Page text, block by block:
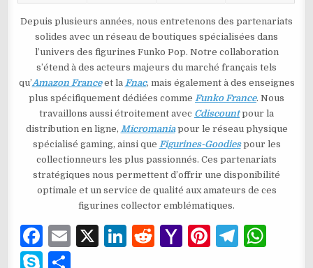
Depuis plusieurs années, nous entretenons des partenariats
solides avec un réseau de boutiques spécialisées dans
l’univers des figurines Funko Pop. Notre collaboration
s’étend à des acteurs majeurs du marché français tels
qu’Amazon Franceet la Fnac, mais également à des enseignes
plus spécifiquement dédiées comme Funko France. Nous
travaillons aussi étroitement avec Cdiscountpour la
distribution en ligne, Micromaniapour le réseau physique
spécialisé gaming, ainsi que Figurines-Goodiespour les
collectionneurs les plus passionnés. Ces partenariats
stratégiques nous permettent d’offrir une disponibilité
optimale et un service de qualité aux amateurs de ces
figurines collector emblématiques.
F
a
E
X
Li R
Y
Pi T
S